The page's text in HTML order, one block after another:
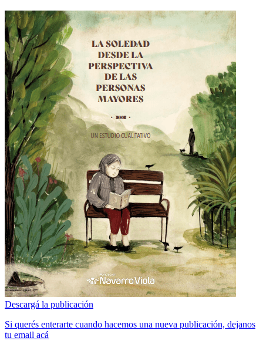
Descargá la publicación
Si querés enterarte cuando hacemos una nueva publicación, dejanos
tu email acá